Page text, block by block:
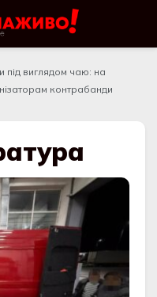
під виглядом чаю: на
контрабанди